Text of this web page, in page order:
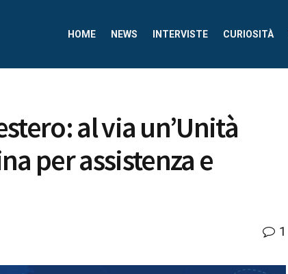
HOME NEWS INTERVISTE CURIOSITÀ
al via un’Unità
per assistenza e
1